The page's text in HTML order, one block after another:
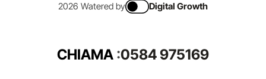
2026 Watered by Digital Growth
CHIAMA :0584 975169